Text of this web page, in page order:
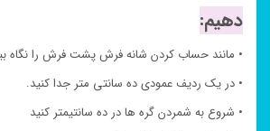
دهیم:
• مانند حساب کردن شانه فرش پشت فرش را نگاه
• در یک ردیف عمودی ده سانتی متر جدا کنید.
• شروع به شمردن گره ها در ده سانتیمتر کنید